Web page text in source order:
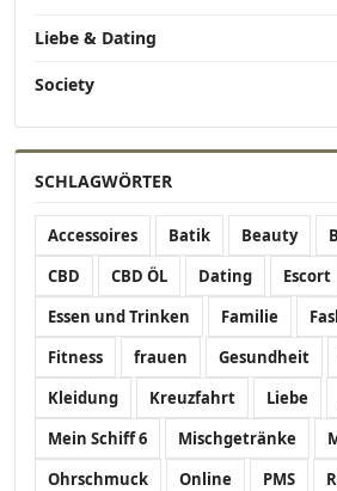
Liebe & Dating
Society
SCHLAGWÖRTER
Accessoires Batik Beauty
CBD
CBD ÖL Dating
Escort
Essen und Trinken
Familie
Fitness
frauen Gesundheit
Kleidung
Kreuzfahrt Liebe
Mein Schiff 6
Mischgetränke
Ohrschmuck
Online PMS